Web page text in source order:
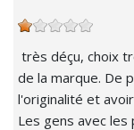
très déçu, choix
de la marque. De
l'originalité et
Les gens avec